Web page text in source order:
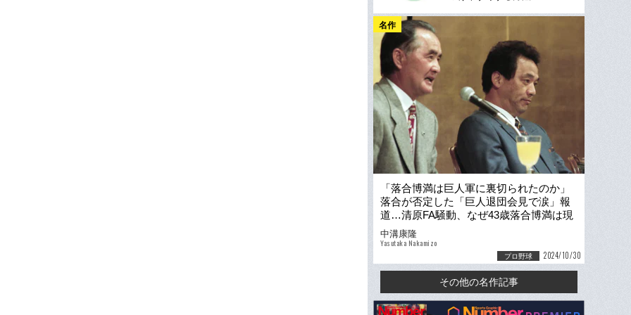
名作
「落合博満は巨人軍に裏切られたのか」
落合が否定した「巨人退団会見で涙」報
道…清原FA騒動、なぜ43歳落合博満は現
役引退を選ばなかった？
中溝康隆
Yasutaka Nakamizo
プロ野球 2024/10/30
その他の名作記事